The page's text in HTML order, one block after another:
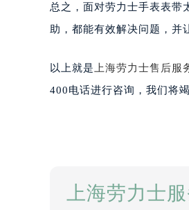
总之，面对劳力士手表表带
助，都能有效解决问题，并
以上就是 上海劳力士售后服
400电话进行咨询，我们将
上海劳力士